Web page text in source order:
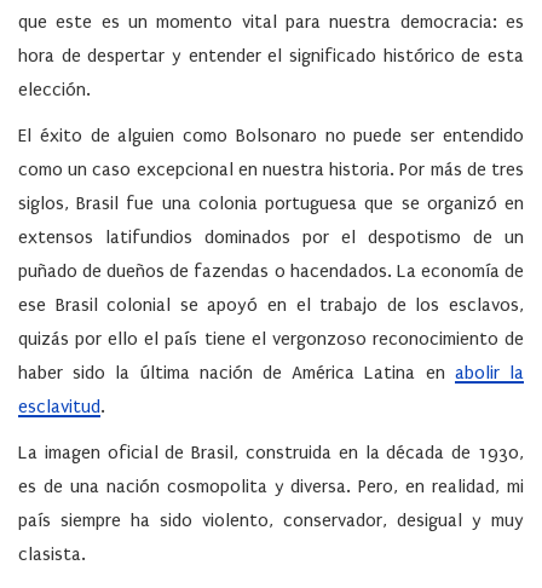
que este es un momento vital para nuestra democracia: es
hora de despertar y entender el significado histórico de esta
elección.
El éxito de alguien como Bolsonaro no puede ser entendido
como un caso excepcional en nuestra historia. Por más de tres
siglos, Brasil fue una colonia portuguesa que se organizó en
extensos latifundios dominados por el despotismo de un
puñado de dueños de fazendas o hacendados. La economía de
ese Brasil colonial se apoyó en el trabajo de los esclavos,
quizás por ello el país tiene el vergonzoso reconocimiento de
haber sido la última nación de América Latina en abolir la
esclavitud.
La imagen oficial de Brasil, construida en la década de 1930,
es de una nación cosmopolita y diversa. Pero, en realidad, mi
país siempre ha sido violento, conservador, desigual y muy
clasista.